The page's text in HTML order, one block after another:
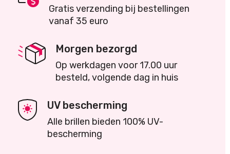
Gratis verzending bij bestellingen
vanaf 35 euro
Morgen bezorgd
Op werkdagen voor 17.00 uur
besteld, volgende dag in huis
UV bescherming
Alle brillen bieden 100% UV-
bescherming